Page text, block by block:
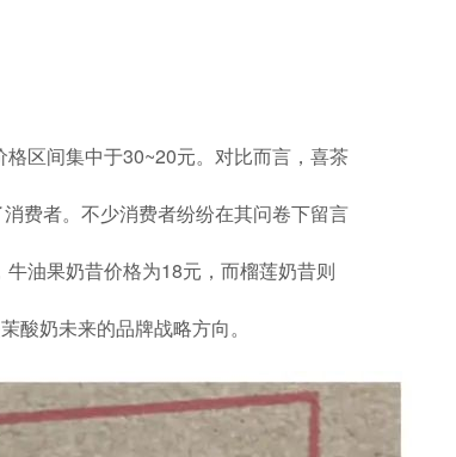
区间集中于30~20元。对比而言，喜茶
费者。不少消费者纷纷在其问卷下留言
油果奶昔价格为18元，而榴莲奶昔则
奶未来的品牌战略方向。